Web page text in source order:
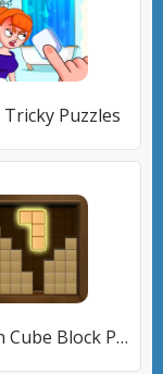
Tricky Puzzles
Wooden Cube Block Puzzle